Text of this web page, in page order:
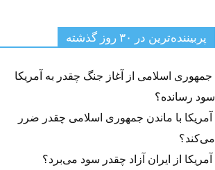
پربیننده‌ترین‌ در ۳۰ روز گذشته
جمهوری اسلامی از آغاز جنگ چقدر به آمریکا
سود رسانده؟
آمریکا با ماندن جمهوری اسلامی چقدر ضرر
می‌کند؟
آمریکا از ایران آزاد چقدر سود می‌برد؟